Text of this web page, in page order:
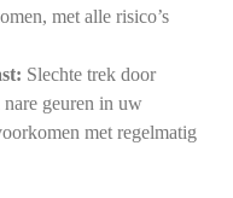
met alle risico’s
Slechte trek door
geuren in uw
met regelmatig